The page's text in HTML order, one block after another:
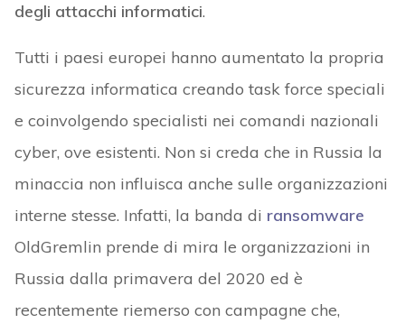
degli attacchi informatici.
Tutti i paesi europei hanno aumentato la propria
sicurezza informatica creando task force speciali
e coinvolgendo specialisti nei comandi nazionali
cyber, ove esistenti. Non si creda che in Russia la
minaccia non influisca anche sulle organizzazioni
interne stesse. Infatti, la banda di ransomware
OldGremlin prende di mira le organizzazioni in
Russia dalla primavera del 2020 ed è
recentemente riemerso con campagne che,